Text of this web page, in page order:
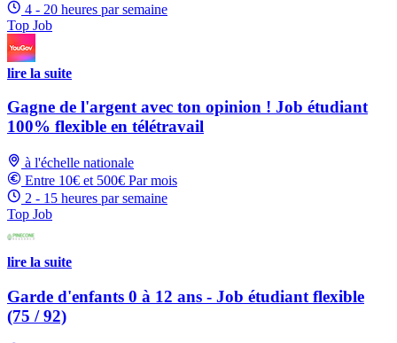
4 - 20 heures par semaine
Top Job
lire la suite
Gagne de l'argent avec ton opinion ! Job étudiant
100% flexible en télétravail
à l'échelle nationale
Entre 10€ et 500€ Par mois
2 - 15 heures par semaine
Top Job
lire la suite
Garde d'enfants 0 à 12 ans - Job étudiant flexible
(75 / 92)